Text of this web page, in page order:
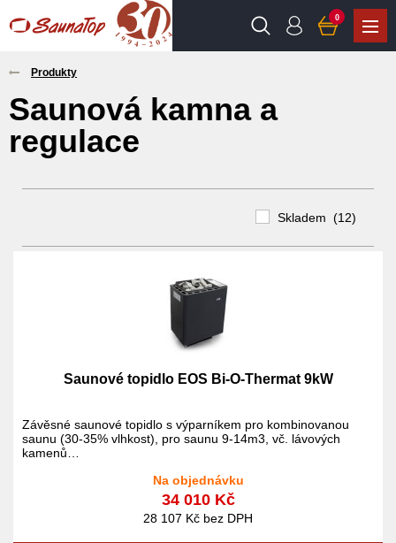
0
Produkty
Saunová kamna a
regulace
Skladem (12)
Saunové topidlo EOS Bi-O-Thermat 9kW
Závěsné saunové topidlo s výparníkem pro kombinovanou
saunu (30-35% vlhkost), pro saunu 9-14m3, vč. lávových
kamenů
Na objednávku
34 010 Kč
28 107 Kč bez DPH